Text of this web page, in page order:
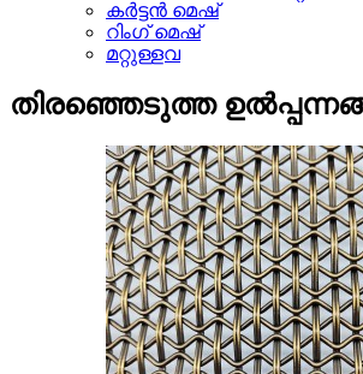
കർട്ടൻ മെഷ്
റിംഗ് മെഷ്
മറ്റുള്ളവ
തിരഞ്ഞെടുത്ത